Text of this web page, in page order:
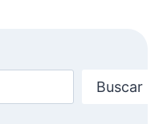
Buscar